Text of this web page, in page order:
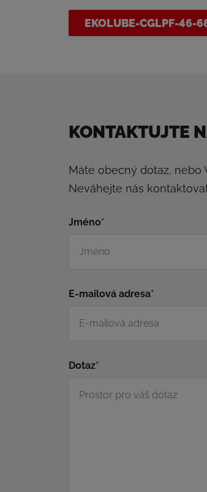
EKOLUBE-CGLPF-46-
KONTAKTUJTE
Máte obecný dotaz, nebo
Neváhejte nás
Jméno*
E-mailová adresa*
Dotaz*